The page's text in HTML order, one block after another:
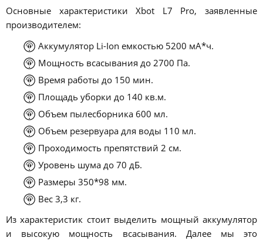
Основные характеристики Xbot L7 Pro, заявленные
производителем:
Аккумулятор Li-Ion емкостью 5200 мА*ч.
Мощность всасывания до 2700 Па.
Время работы до 150 мин.
Площадь уборки до 140 кв.м.
Объем пылесборника 600 мл.
Объем резервуара для воды 110 мл.
Проходимость препятствий 2 см.
Уровень шума до 70 дБ.
Размеры 350*98 мм.
Вес 3,3 кг.
Из характеристик стоит выделить мощный аккумулятор
и высокую мощность всасывания. Далее мы это